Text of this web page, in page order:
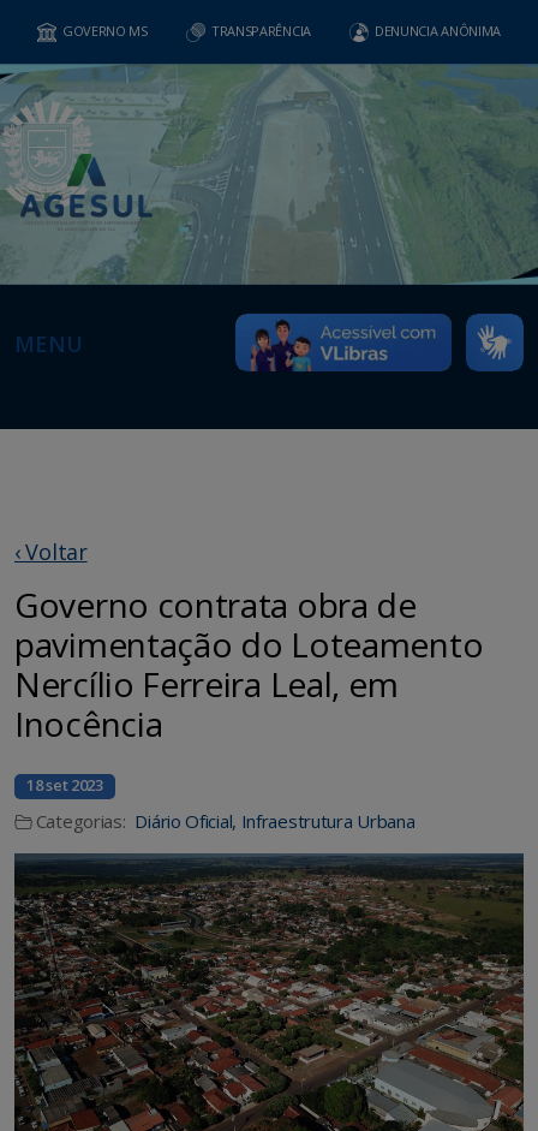
GOVERNO MS TRANSPARÊNCIA DENUNCIA ANÔNIMA
MENU
‹ Voltar
Governo contrata obra de
pavimentação do Loteamento
Nercílio Ferreira Leal, em
Inocência
18 set 2023
Categorias: Diário Oficial, Infraestrutura Urbana